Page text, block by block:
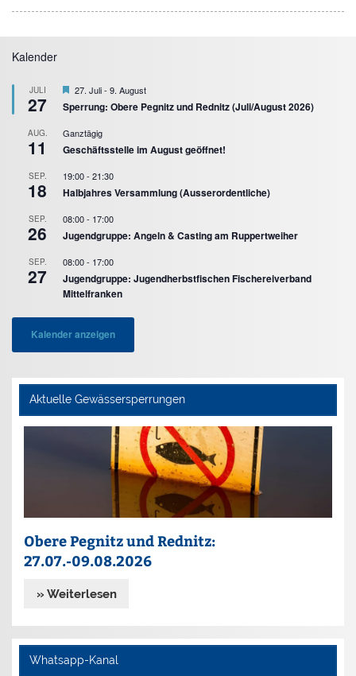
Kalender
JULI
27
Hervorgehoben
27. Juli-9. August
Sperrung: Obere Pegnitz und Rednitz (Juli/August 2026)
AUG.
11
Ganztägig
Geschäftsstelle im August geöffnet!
SEP.
18
19:00-21:30
Halbjahres Versammlung (Ausserordentliche)
SEP.
26
08:00- 17:00
Jugendgruppe: Angeln & Casting am Ruppertweiher
SEP.
27
08:00- 17:00
Jugendgruppe: Jugendherbstfischen Fischereiverband
Mittelfranken
Kalender anzeigen
Aktuelle Gewässersperrungen
Obere Pegnitz und Rednitz:
27.07.-09.08.2026
» Weiterlesen
Whatsapp-Kanal